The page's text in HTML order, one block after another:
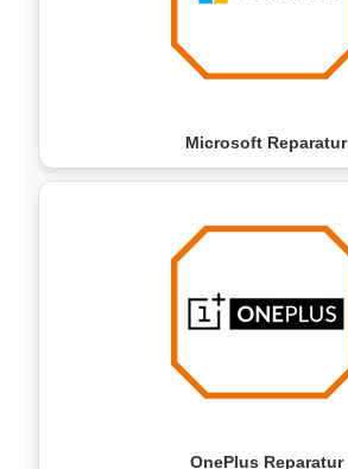
Microsoft Reparatur
OnePlus Reparatur